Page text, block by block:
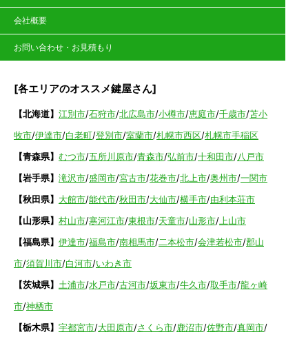
会社概要
お問い合わせ・お見積もり
[各エリアのオススメ鍵屋さん]
【北海道】 江別市/石狩市/北広島市/小樽市/恵庭市/千歳市/苫小
牧市/伊達市/白老町/登別市/室蘭市/札幌市西区/札幌市手稲区
【青森県】 むつ市/五所川原市/青森市/弘前市/十和田市/八戸市
【岩手県】 滝沢市/盛岡市/宮古市/花巻市/北上市/奥州市/一関市
【秋田県】 大館市/能代市/秋田市/大仙市/横手市/由利本荘市
【山形県】 村山市/寒河江市/東根市/天童市/山形市/ 上山市
【福島県】 伊達市/福島市/南相馬市/二本松市/会津若松市/郡山
市/須賀川市/白河市/いわき市
【茨城県】 土浦市/水戸市/古河市/坂東市/牛久市/取手市/龍ヶ崎
市/神栖市
【栃木県】 宇都宮市/大田原市/さくら市/鹿沼市/佐野市/真岡市/